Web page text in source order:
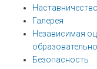
Наставничество
Галерея
Независимая
Безопасность